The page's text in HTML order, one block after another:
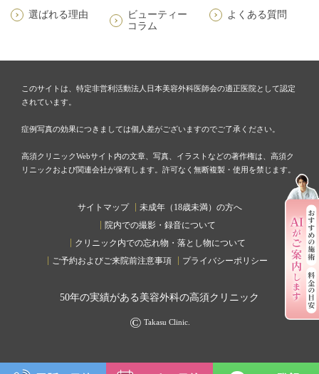
選ばれる理由
ビューティー
コラム
よくある質問
このサイトは、特定非営利活動法人日本美容外科医師会の適正医院として認定
されています。
症例写真の効果につきましては個人差がございますのでご了承ください。
高須クリニックWebサイト内の文章、写真、イラストなどの著作権は、高須ク
リニックおよび関連会社が保有します。許可なく無断複製・使用を禁じます。
サイトマップ
未成年（18歳未満）の方へ
院内での撮影・録音について
クリニック内での忘れ物・落とし物について
ご予約およびご来院前注意事項
プライバシーポリシー
50年の実績がある美容外科の高須クリニック
© Takasu Clinic.